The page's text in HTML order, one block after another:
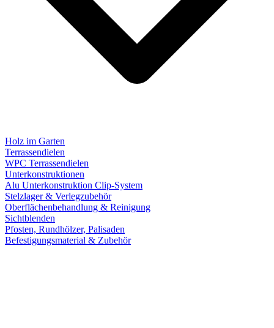
Holz im Garten
Terrassendielen
WPC Terrassendielen
Unterkonstruktionen
Alu Unterkonstruktion Clip-System
Stelzlager & Verlegzubehör
Oberflächenbehandlung & Reinigung
Sichtblenden
Pfosten, Rundhölzer, Palisaden
Befestigungsmaterial & Zubehör